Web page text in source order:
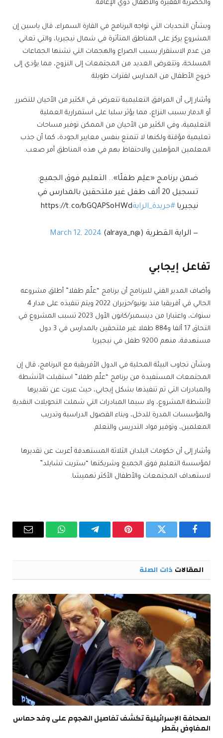
والحضرية الفقيرة والأطفال ذوي الإعاقة.
وبشأن التحديات التي تواجه البرنامج في القارة السمراء، قال ياسين إن
المشروع يركز على المناطق المتأثرة في شمال نيجيريا، والتي تعاني
من عدم الاستقرار بسبب الصراع والهجمات التي تشنها الجماعات
المسلحة، وتتعرض العديد من المجتمعات إلى النزوح، مما يؤدي إلى
خروج الأطفال من المدارس لفترات طويلة.
وأشار إلى أن المرافق التعليمية تتعرض في الكثير من الأحيان للتضرر
أو الدمار بسبب النزاع، مما يؤثر سلبا على استمرارية العملية
التعليمية، وفي الكثير من الأحيان من الممكن توفير مساحات
تعليمية مؤقتة ولكنها لا تتمتع بنفس معايير الجودة، كما أن جذب
المعلمين المؤهلين والاحتفاظ بهم في هذه المناطق أمر صعب.
ضمن برنامج «علِم طفلًا».. التعليم فوق الجميع:
تسجيل 20 ألف طفل غير ملتحقين بالمدارس في
نيجيريا#جريدة_الرايةhttps://t.co/bGQAPSoHWd
— الراية القطرية (@alraya_n) March 12, 2024
تفاعل إيجابي
وأضاف المدير الفني للبرنامج أن برنامج “علّم طفلا” أطلق مشروعه
الحالي في أفريقيا منذ يونيو/حزيران 2022 ويتم تنفيذه على مدار 4
سنوات، واعتبارا من ديسمبر/كانون الأول 2023 تسبب المشروع في
التحاق 17 ألفا و884 طفلا غير ملتحقين بالمدارس في 3 دول
مستهدفة، منهم 9200 طفل في نيجيريا.
وبشأن تجاوب البيئة المحلية في الدول الأفريقية مع البرنامج، قال إن
المجتمعات المستفيدة من برنامج “علّم طفلا” استقبلت الأنشطة
والمبادرات التي تم تنفيذها بشكل إيجابي، حيث عبرت عن تقديرها
لأنشطة المشروع، ولا سيما المبادرات التي شملت التحويلات النقدية
والمؤسسات المدرة للدخل، وبناء الفصول الدراسية وتدريب
المعلمين، وتوفير مواد التدريس والتعلم.
وأشار إلى أن حكومات البلدان الثلاثة المستهدفة أعربت عن تقديرها
لمؤسسة التعليم فوق الجميع وشريكتها “ستريت تشايلد”
لاستهداف المجتمعات والأطفال الأكثر تهميشا.
فيسبوك تويتر بينتيريستتيلقرام واتساب البريد
المقالات ذات الصلة
الصحافة الإسرائيلية تكشف تفاصيل الهجوم على وفد حماس
المفاوض بقطر